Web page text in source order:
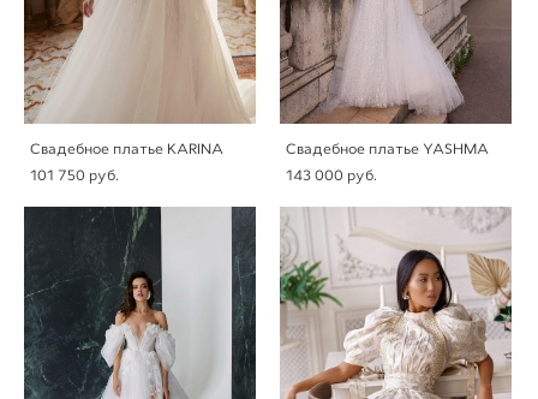
Свадебное платье KARINA
101 750 pуб.
Свадебное платье YASHMA
143 000 pуб.